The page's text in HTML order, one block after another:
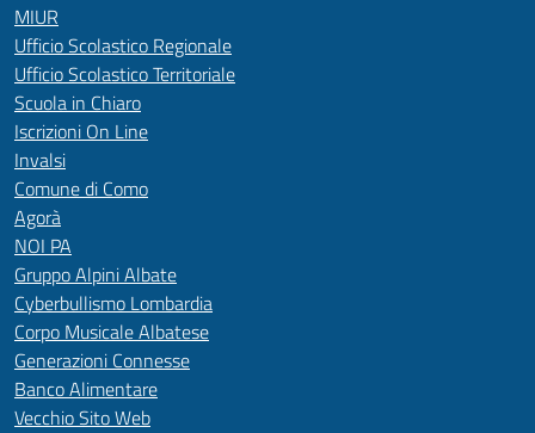
MIUR
Ufficio Scolastico Regionale
Ufficio Scolastico Territoriale
Scuola in Chiaro
Iscrizioni On Line
Invalsi
Comune di Como
Agorà
NOI PA
Gruppo Alpini Albate
Cyberbullismo Lombardia
Corpo Musicale Albatese
Generazioni Connesse
Banco Alimentare
Vecchio Sito Web